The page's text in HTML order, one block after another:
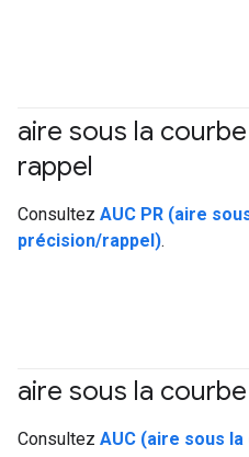
aire sous la
rappel
Consultez AUC PR (aire
précision/rappel).
aire sous la
Consultez AUC (aire sous la